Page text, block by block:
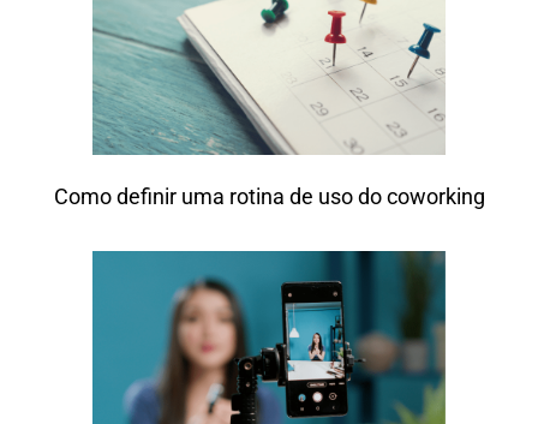
Como definir uma rotina de uso do coworking